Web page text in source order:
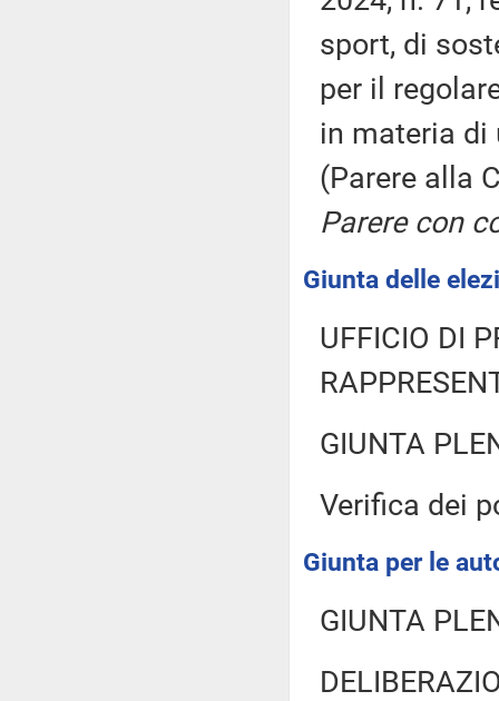
sport, di
per il
in materia di
(Parere alla
Parere con
Giunta delle
UFFICIO DI
GIUNTA
Verifica dei
Giunta per le
GIUNTA